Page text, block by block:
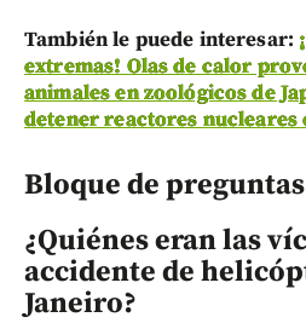
También le puede interesar:
extremas! Olas de calor
animales en zoológicos de
detener reactores nucleares
Bloque de
¿Quiénes eran las
accidente de
Janeiro?